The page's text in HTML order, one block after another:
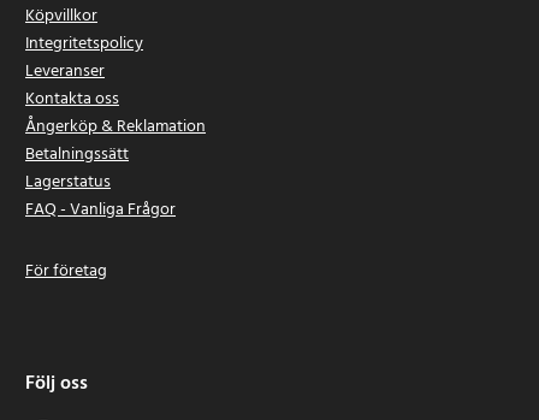
Köpvillkor
Integritetspolicy
Leveranser
Kontakta oss
Ångerköp & Reklamation
Betalningssätt
Lagerstatus
FAQ - Vanliga Frågor
För företag
Följ oss